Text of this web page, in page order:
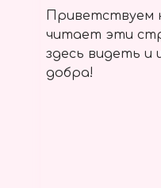
Приветствуем
читает эти
здесь видеть и
добра!